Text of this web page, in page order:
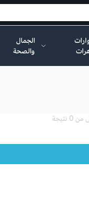
الجمال
والصحة
نتيجة